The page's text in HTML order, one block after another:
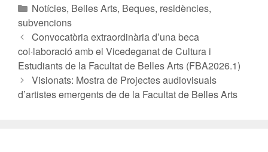
Notícies, Belles Arts, Beques, residències,
subvencions
Convocatòria extraordinària d’una beca
col·laboració amb el Vicedeganat de Cultura i
Estudiants de la Facultat de Belles Arts (FBA2026.1)
Visionats: Mostra de Projectes audiovisuals
d’artistes emergents de de la Facultat de Belles Arts